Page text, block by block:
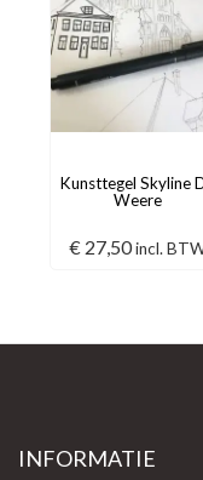
Kunsttegel Skyline
Weere
€27,50 incl.
INFORMATIE